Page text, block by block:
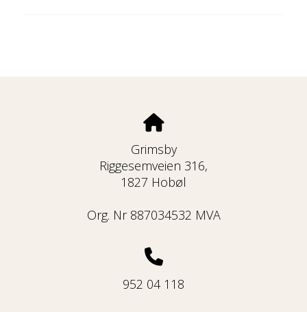
Grimsby
Riggesemveien 316,
1827 Hobøl
Org. Nr 887034532 MVA
952 04 118